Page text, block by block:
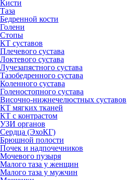
Кисти
Таза
Бедренной кости
Голени
Стопы
КТ суставов
Плечевого сустава
Локтевого сустава
Лучезапястного сустава
Тазобедренного сустава
Коленного сустава
Голеностопного сустава
Височно-нижнечелюстных суставов
КТ мягких тканей
КТ с контрастом
УЗИ органов
Сердца (ЭхоКГ)
Брюшной полости
Почек и надпочечников
Мочевого пузыря
Малого таза у женщин
Малого таза у мужчин